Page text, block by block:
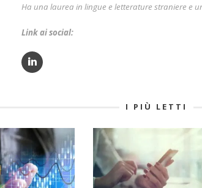
Ha una laurea in lingue e letterature straniere e
Link ai social:
I PIÙ LETTI